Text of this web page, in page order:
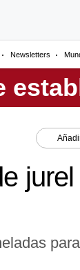
Newsletters